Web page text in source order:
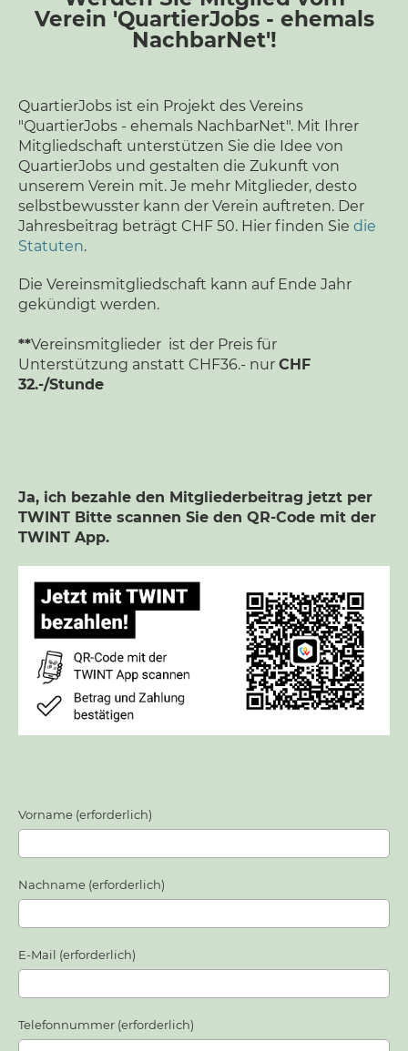
Verein 'QuartierJobs - ehemals
NachbarNet'!
QuartierJobs ist ein Projekt des Vereins
"QuartierJobs - ehemals NachbarNet". Mit Ihrer
Mitgliedschaft unterstützen Sie die Idee von
QuartierJobs und gestalten die Zukunft von
unserem Verein mit. Je mehr Mitglieder, desto
selbstbewusster kann der Verein auftreten. Der
Jahresbeitrag beträgt CHF 50. Hier finden Sie die
Statuten.
Die Vereinsmitgliedschaft kann auf Ende Jahr
gekündigt werden.
**Vereinsmitglieder ist der Preis für
Unterstützung anstatt CHF36.- nur CHF
32.-/Stunde
Ja, ich bezahle den Mitgliederbeitrag jetzt per
TWINT Bitte scannen Sie den QR-Code mit der
TWINT App.
Vorname (erforderlich)
Nachname (erforderlich)
E-Mail (erforderlich)
Telefonnummer (erforderlich)